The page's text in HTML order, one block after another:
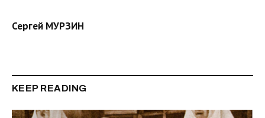
Сергей МУРЗИН
KEEP READING